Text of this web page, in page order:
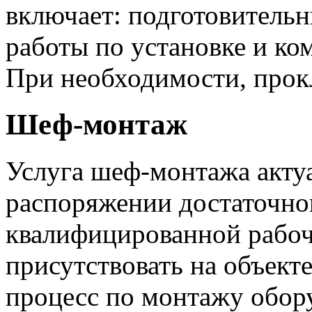
включает:
работы по установке и
При необходимости,
Шеф-монтаж
Услуга шеф-монтажа
распоряжении
квалифицированной
присутствовать на
процесс по монтажу